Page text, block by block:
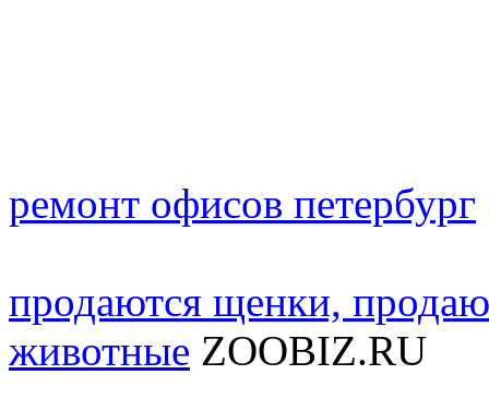
ремонт офисов петербург
продаются щенки,
животные ZOOBIZ.RU